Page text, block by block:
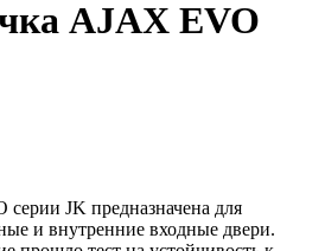
AJAX EVO
JK предназначена для
и внутренние входные двери.